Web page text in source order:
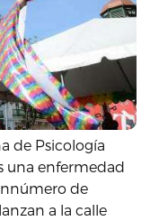
de Psicología
una enfermedad
de
a la calle